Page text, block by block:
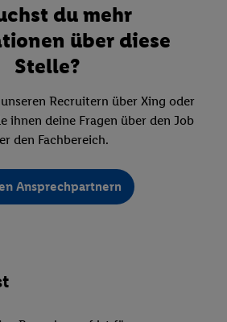
du mehr
über diese
Stelle?
Recruitern über Xing oder
ihnen deine Fragen über den Job
den Fachbereich.
Ansprechpartnern